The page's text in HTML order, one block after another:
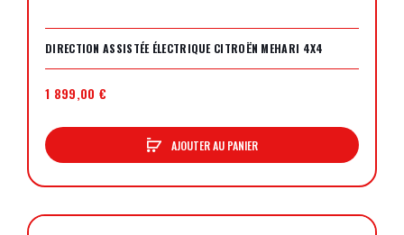
DIRECTION ASSISTÉE ÉLECTRIQUE CITROËN MEHARI 4X4
1 899,00 €
AJOUTER AU PANIER